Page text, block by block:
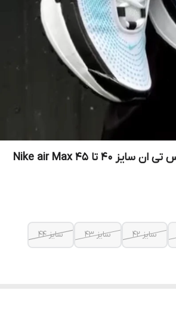
کتونی نایک ایر مکس تی ان سایز ۴۰ تا ۴۵ Nike air Max
سایز ۴۲ سایز ۴۳ سایز ۴۴